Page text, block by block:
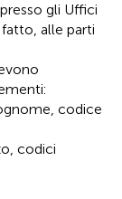
gli Uffici
alle parti
codice
codici